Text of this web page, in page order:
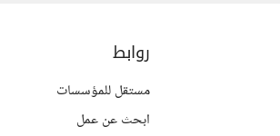
روابط
مستقل للمؤسسات
ابحث عن عمل